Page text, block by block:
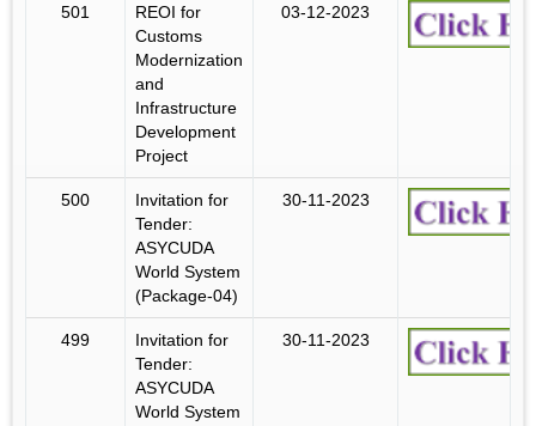
501
REOI for
Customs
Modernization
and
Infrastructure
Development
Project
03-12-2023
500
Invitation for
Tender:
ASYCUDA
World System
(Package-04)
30-11-2023
499
Invitation for
Tender:
ASYCUDA
World System
30-11-2023